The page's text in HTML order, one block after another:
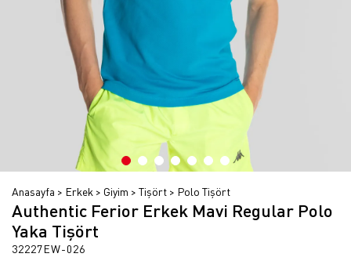
Anasayfa Erkek Giyim Tişört Polo Tişört
Authentic Ferior Erkek Mavi Regular Polo
Yaka Tişört
32227EW-026